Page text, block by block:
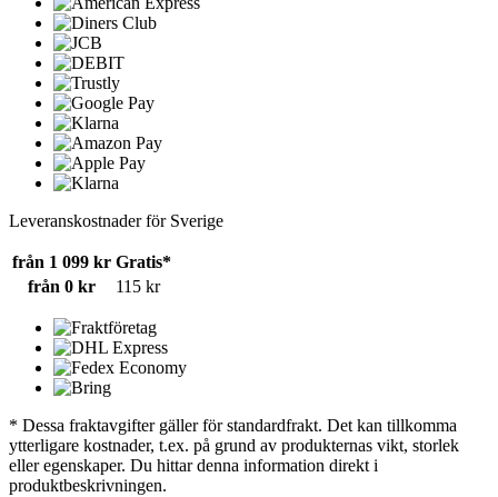
Leveranskostnader för Sverige
från 1 099 kr Gratis*
från 0 kr
115 kr
* Dessa fraktavgifter gäller för standardfrakt. Det kan tillkomma
ytterligare kostnader, t.ex. på grund av produkternas vikt, storlek
eller egenskaper. Du hittar denna information direkt i
produktbeskrivningen.